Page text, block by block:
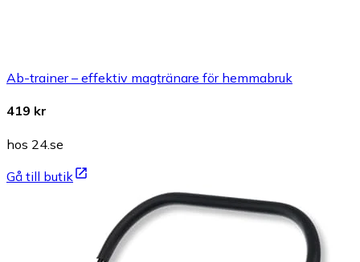
Ab-trainer – effektiv magtränare för hemmabruk
419 kr
hos 24.se
Gå till butik